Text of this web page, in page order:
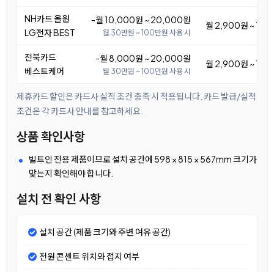
NH카드 올원
LG전자 BEST
-월 10,000원 ~ 20,000원
월 30만원 ~ 100만원 사용 시
월 2,900원 ~
전북카드
베스트케어
-월 8,000원 ~ 20,000원
월 30만원 ~ 100만원 사용 시
월 2,900원 ~
제휴카드 할인은 카드사 실적 조건 충족 시 적용됩니다. 카드 발급/실적
조건은 각 카드사 안내를 참고하세요.
상품 확인사항
빌트인 전용 제품이므로 설치 공간에 598 × 815 × 567mm 크기가
맞는지 확인해야 합니다.
설치 전 확인 사항
설치 공간 (제품 크기와 주변 여유 공간)
전원 콘센트 위치와 접지 여부